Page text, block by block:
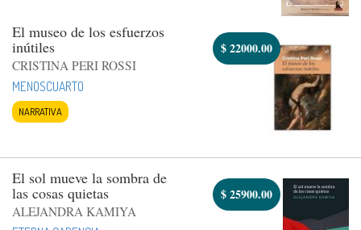
El museo de los esfuerzos
inútiles
CRISTINA PERI ROSSI
MENOSCUARTO
NARRATIVA
$22000.00
El sol mueve la sombra de
las cosas quietas
ALEJANDRA KAMIYA
$25900.00